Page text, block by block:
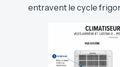
entravent le cycle